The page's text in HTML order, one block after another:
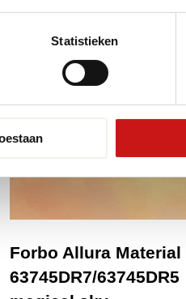
Statistieken
Forbo Allura Material
63745DR7/63745DR5